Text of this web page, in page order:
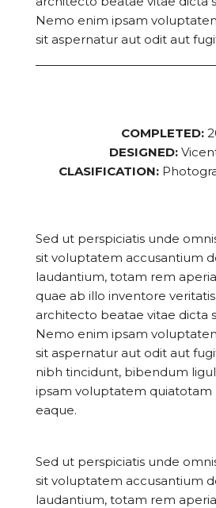
Nemo enim ipsam
sit aspernatur aut odit aut
COMPLETED:
DESIGNED:
CLASIFICATION:
Sed ut perspiciatis unde
sit voluptatem accusantium
laudantium, totam rem
quae ab illo inventore
architecto beatae vitae dicta
Nemo enim ipsam
sit aspernatur aut odit aut
nibh tincidunt, bibendum
ipsam voluptatem quiatotam
eaque.
Sed ut perspiciatis unde
sit voluptatem accusantium
laudantium, totam rem